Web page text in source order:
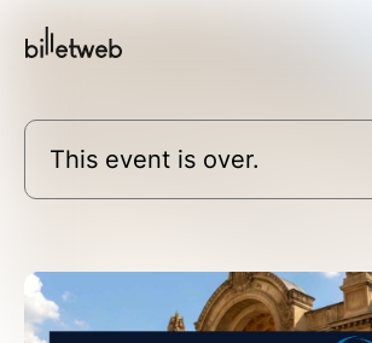
This event is over.